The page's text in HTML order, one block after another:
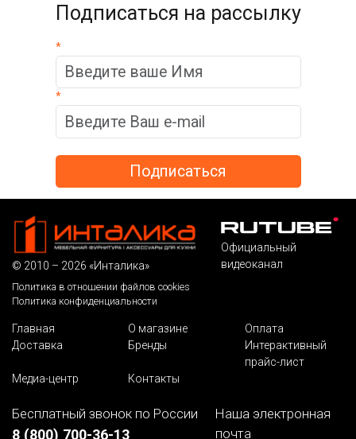
Подписаться на рассылку
*
*
© 2010 – 2026 «Инталика»
Политика в отношении файлов cookies
Политика конфиденциальности
Официальный
видеоканал
Главная О магазине
Оплата
Доставка
Бренды
Интерактивный
прайс-лист
Медиа-центр
Контакты
Бесплатный звонок по России
8 (800) 700-36-13
Наша электронная
почта